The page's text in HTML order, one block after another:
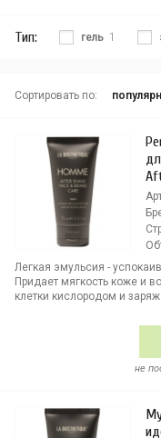
Тип: гель 1
Сортировать по:
Легкая эмульсия -
Придает мягкость коже и
клетки кислородом и
не